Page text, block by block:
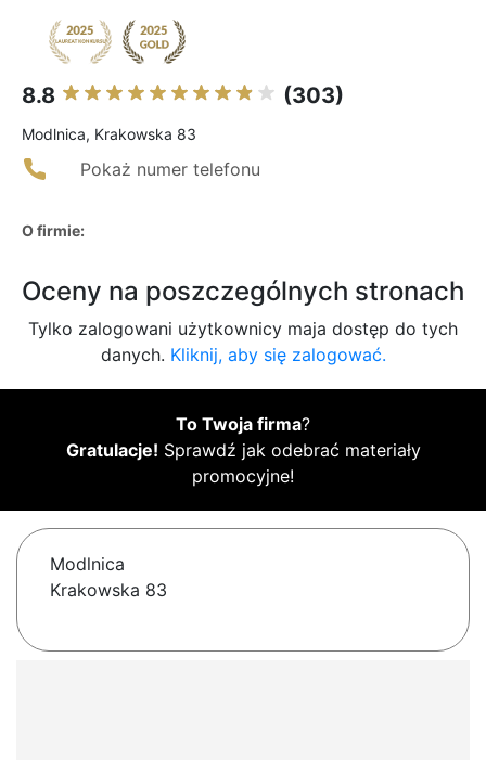
8.8 (303)
Modlnica, Krakowska 83
Pokaż numer telefonu
O firmie:
Oceny na poszczególnych stronach
Tylko zalogowani użytkownicy maja dostęp do tych
danych. Kliknij, aby się zalogować.
To Twoja firma?
Gratulacje! Sprawdź jak odebrać materiały
promocyjne!
Modlnica
Krakowska 83